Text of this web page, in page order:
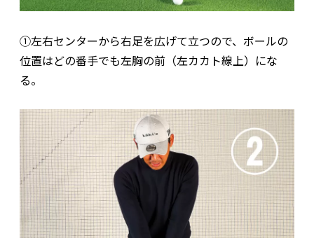
①左右センターから右足を広げて立つので、ボールの
位置はどの番手でも左胸の前（左カカト線上）にな
る。